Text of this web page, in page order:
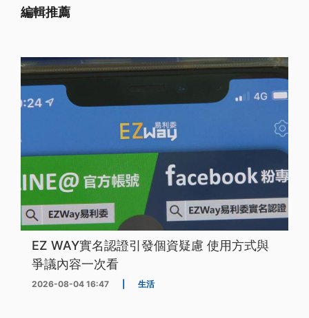
編輯推薦
EZ WAY實名認證引發個資疑慮 使用方式與
爭議內容一次看
2026-08-04 16:47 生活